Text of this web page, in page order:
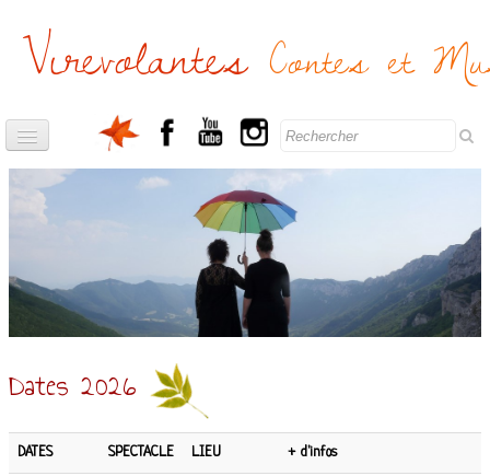
Contes et
Accueil
Spectacles
La compagnie
Agenda
Dates 2026
DATES SPECTACLE LIEU + d'infos